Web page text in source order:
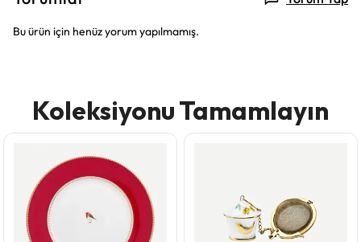
Bu ürün için henüz yorum yapılmamış.
Koleksiyonu Tamamlayın